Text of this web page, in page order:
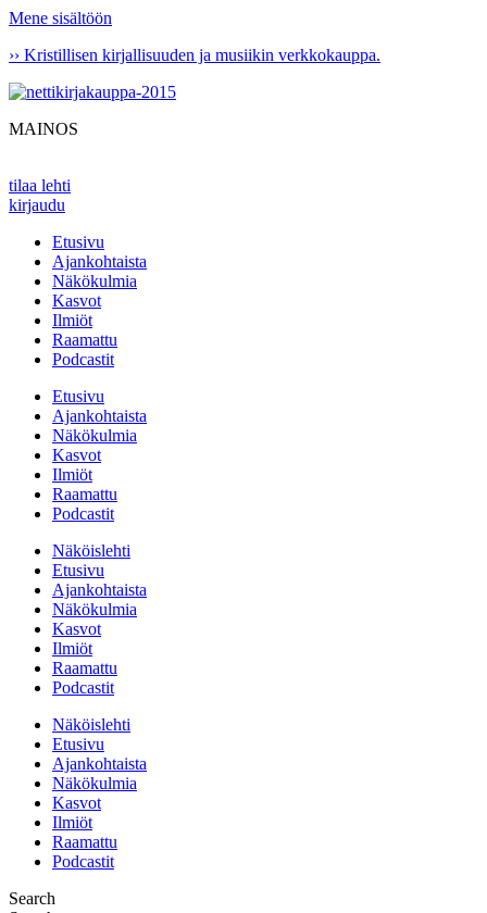
Mene sisältöön
›› Kristillisen kirjallisuuden ja musiikin verkkokauppa.
MAINOS
tilaa lehti
kirjaudu
Etusivu
Ajankohtaista
Näkökulmia
Kasvot
Ilmiöt
Raamattu
Podcastit
Etusivu
Ajankohtaista
Näkökulmia
Kasvot
Ilmiöt
Raamattu
Podcastit
Näköislehti
Etusivu
Ajankohtaista
Näkökulmia
Kasvot
Ilmiöt
Raamattu
Podcastit
Näköislehti
Etusivu
Ajankohtaista
Näkökulmia
Kasvot
Ilmiöt
Raamattu
Podcastit
Search